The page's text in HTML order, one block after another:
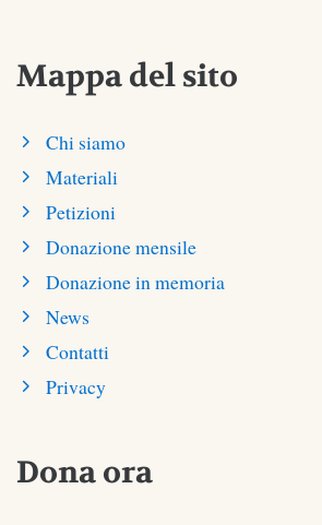
Mappa del sito
Chi siamo
Materiali
Petizioni
Donazione mensile
Donazione in memoria
News
Contatti
Privacy
Dona ora